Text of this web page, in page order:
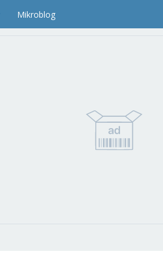
Mikroblog